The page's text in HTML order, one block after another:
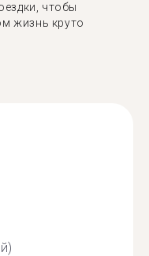
чтобы
жизнь круто